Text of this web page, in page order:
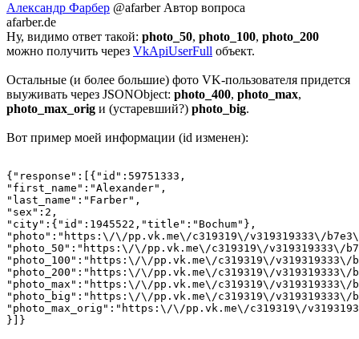
Александр Фарбер @afarber Автор вопроса
afarber.de
Ну, видимо ответ такой: photo_50, photo_100, photo_200
можно получить через VkApiUserFull объект.
Остальные (и более большие) фото VK-пользователя придется
выуживать через JSONObject: photo_400, photo_max,
photo_max_orig и (устаревший?) photo_big.
Вот пример моей информации (id изменен):
{"response":[{"id":59751333,
"first_name":"Alexander",
"last_name":"Farber",
"sex":2,
"city":{"id":1945522,"title":"Bochum"},
"photo":"https:\/\/pp.vk.me\/c319319\/v319319333\/
"photo_50":"https:\/\/pp.vk.me\/c319319\/v319319333\/
"photo_100":"https:\/\/pp.vk.me\/c319319\/v319319333\/
"photo_200":"https:\/\/pp.vk.me\/c319319\/v319319333\/
"photo_max":"https:\/\/pp.vk.me\/c319319\/v319319333\/
"photo_big":"https:\/\/pp.vk.me\/c319319\/v319319333\/
"photo_max_orig":"https:\/\/pp.vk.me\/c319319\/
}]}